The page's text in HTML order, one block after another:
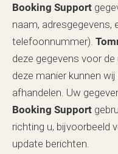
Booking Support
naam, adresgegevens,
telefoonnummer).
deze gegevens voor de
deze manier kunnen
afhandelen. Uw
Booking Support
richting u, bijvoorbeeld
update berichten.